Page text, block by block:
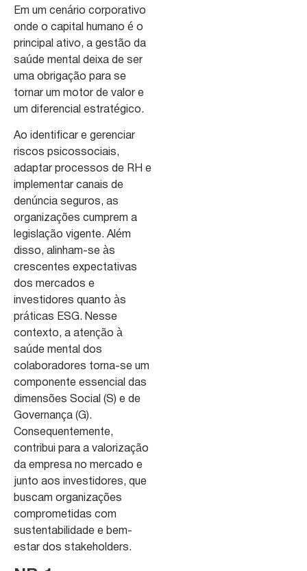
Em um cenário corporativo
onde o capital humano é o
principal ativo, a gestão da
saúde mental deixa de ser
uma obrigação para se
tornar um motor de valor e
um diferencial estratégico.
Ao identificar e gerenciar
riscos psicossociais,
adaptar processos de RH e
implementar canais de
denúncia seguros, as
organizações cumprem a
legislação vigente. Além
disso, alinham-se às
crescentes expectativas
dos mercados e
investidores quanto às
práticas ESG. Nesse
contexto, a atenção à
saúde mental dos
colaboradores torna-se um
componente essencial das
dimensões Social (S) e de
Governança (G).
Consequentemente,
contribui para a valorização
da empresa no mercado e
junto aos investidores, que
buscam organizações
comprometidas com
sustentabilidade e bem-
estar dos stakeholders.